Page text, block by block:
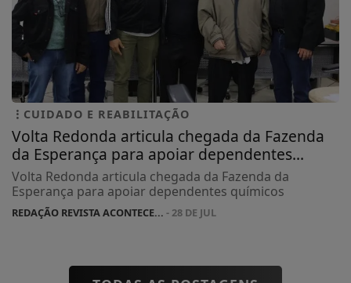
CUIDADO E REABILITAÇÃO
Volta Redonda articula chegada da Fazenda
da Esperança para apoiar dependentes...
Volta Redonda articula chegada da Fazenda da
Esperança para apoiar dependentes químicos
REDAÇÃO REVISTA ACONTECE... - 28 DE JUL